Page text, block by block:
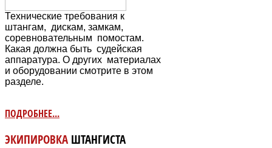
Технические требования к
штангам, дискам, замкам,
соревновательным помостам.
Какая должна быть судейская
аппаратура. О других материалах
и оборудовании смотрите в этом
разделе.
ПОДРОБНЕЕ...
ЭКИПИРОВКА ШТАНГИСТА